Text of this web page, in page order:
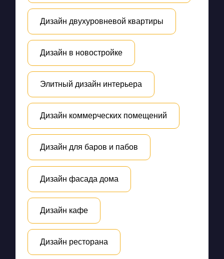
Дизайн двухуровневой квартиры
Дизайн в новостройке
Элитный дизайн интерьера
Дизайн коммерческих помещений
Дизайн для баров и пабов
Дизайн фасада дома
Дизайн кафе
Дизайн ресторана